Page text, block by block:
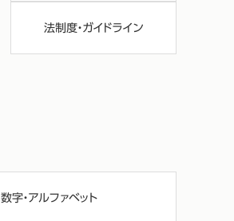
法制度・ガイドライン
数字・アルファベット